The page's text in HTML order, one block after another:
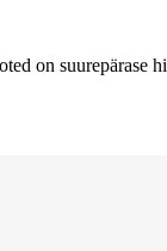
on suurepärase